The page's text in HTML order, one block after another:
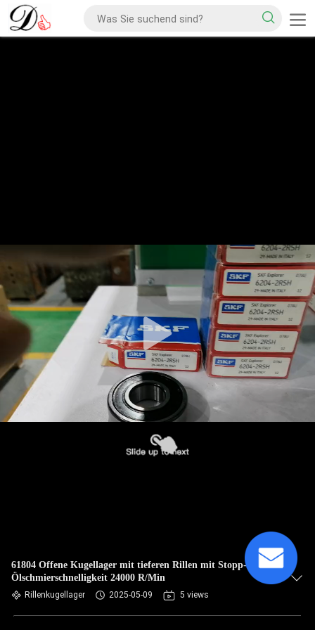
61804 Offene Kugellager mit tieferen Rillen mit Stopp-Rillen
Ölschmierschnelligkeit 24000 R/Min
Rillenkugellager 2025-05-09 5 views